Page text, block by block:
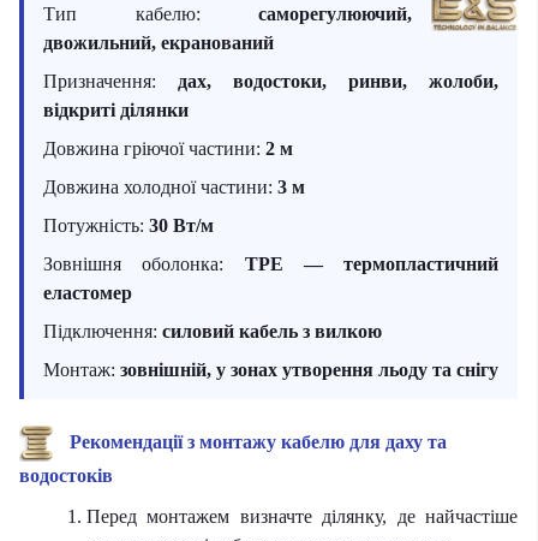
Тип кабелю: саморегулюючий,
двожильний, екранований
Призначення: дах, водостоки, ринви, жолоби,
відкриті ділянки
Довжина гріючої частини: 2 м
Довжина холодної частини: 3 м
Потужність: 30 Вт/м
Зовнішня оболонка: TPE — термопластичний
еластомер
Підключення: силовий кабель з вилкою
Монтаж: зовнішній, у зонах утворення льоду та снігу
Рекомендації з монтажу кабелю для даху та
водостоків
Перед монтажем визначте ділянку, де найчастіше